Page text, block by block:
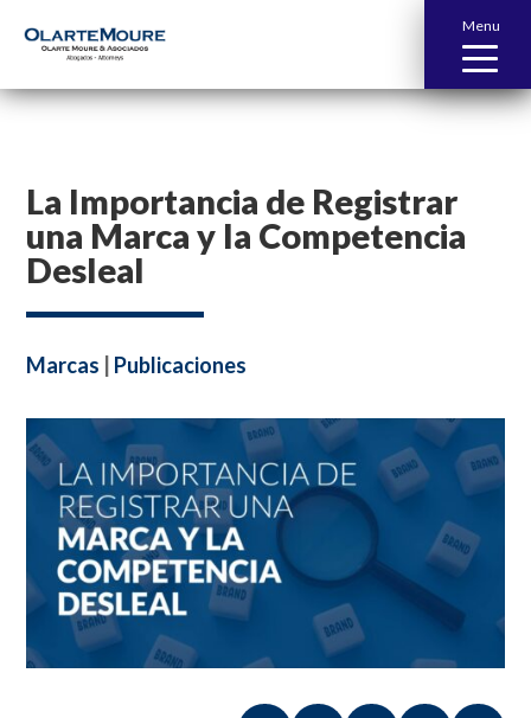
Menu
La Importancia de Registrar
una Marca y la Competencia
Desleal
Marcas Publicaciones